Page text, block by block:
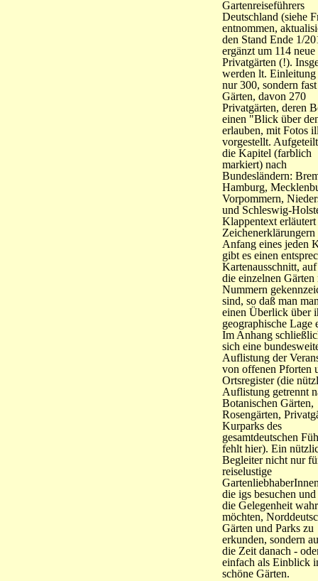
Gartenreiseführers
Deutschland (siehe
entnommen,
den Stand Ende 1/
ergänzt um 114 neue
Privatgärten (!).
werden lt.
nur 300, sondern
Gärten, davon 270
Privatgärten, deren
einen "Blick über
erlauben, mit Fotos
vorgestellt.
die Kapitel (farblich
markiert) nach
Bundesländern:
Hamburg,
Vorpommern,
und Schleswig-
Klappentext erläutert
Zeichenerklärungern
Anfang eines jeden
gibt es einen
Kartenausschnitt,
die einzelnen Gärten
Nummern
sind, so daß man
einen Überlick über
geographische Lage
Im Anhang
sich eine
Auflistung der
von offenen Pforten
Ortsregister (die
Auflistung getrennt
Botanischen Gärten,
Rosengärten,
Kurparks des
gesamtdeutschen
fehlt hier). Ein
Begleiter nicht nur
reiselustige
die igs besuchen
die Gelegenheit
möchten,
Gärten und Parks zu
erkunden, sondern
die Zeit danach -
einfach als Einblick
schöne Gärten.